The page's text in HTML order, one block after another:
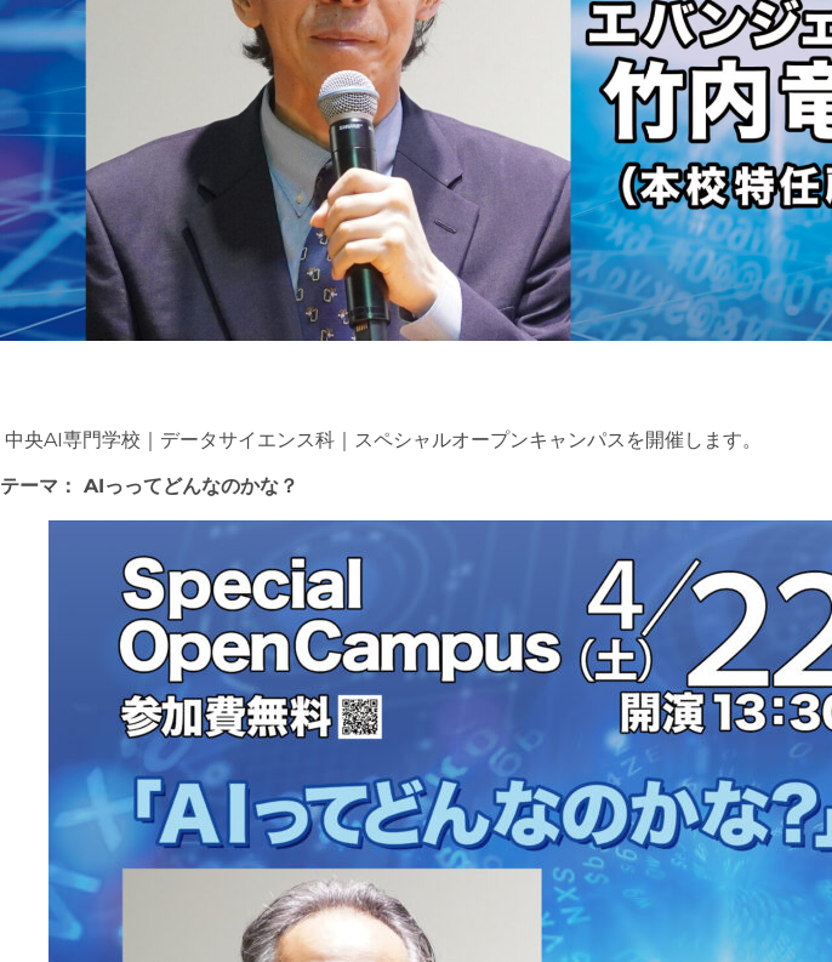
中央AI専門学校｜データサイエンス科｜スペシャルオープンキャンパスを開催します。
テーマ： AIっってどんなのかな？